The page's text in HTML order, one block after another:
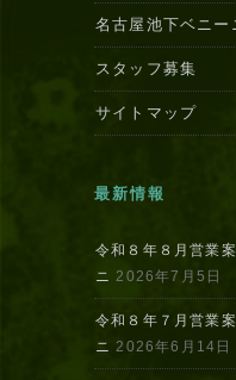
名古屋池下ベニー
スタッフ募集
サイトマップ
最新情報
令和８年８月営業
ニ 2026年7月5日
令和８年７月営業
ニ 2026年6月14日